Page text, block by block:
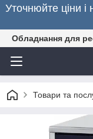
Уточнюйте ціни
Обладнання для
Товари та